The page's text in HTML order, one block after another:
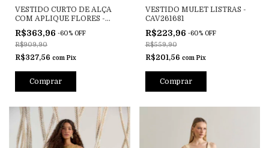
VESTIDO CURTO DE ALÇA
COM APLIQUE FLORES -
CV261481
R$363,96 -60% OFF
R$909,90
R$327,56 com Pix
Comprar
VESTIDO MULET LISTRAS -
CAV261681
R$223,96 -60% OFF
R$559,90
R$201,56 com Pix
Comprar